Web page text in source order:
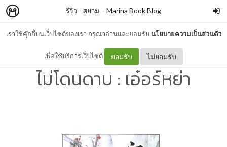
เราใช้คุ๊กกี้บนเว็บไซต์ของเรา กรุณาอ่านและยอมรับนโยบายความเป็นส่วนตัว
เพื่อใช้บริการเว็บไซต์ ยอมรับ ไม่ยอมรับ
รีวิว - สยาม – Marina Book Blog
รีวิว - คนท่องยุทธภพ ไหนเลย
ไม่โดนดาบ : เอ๋อร์หย่า